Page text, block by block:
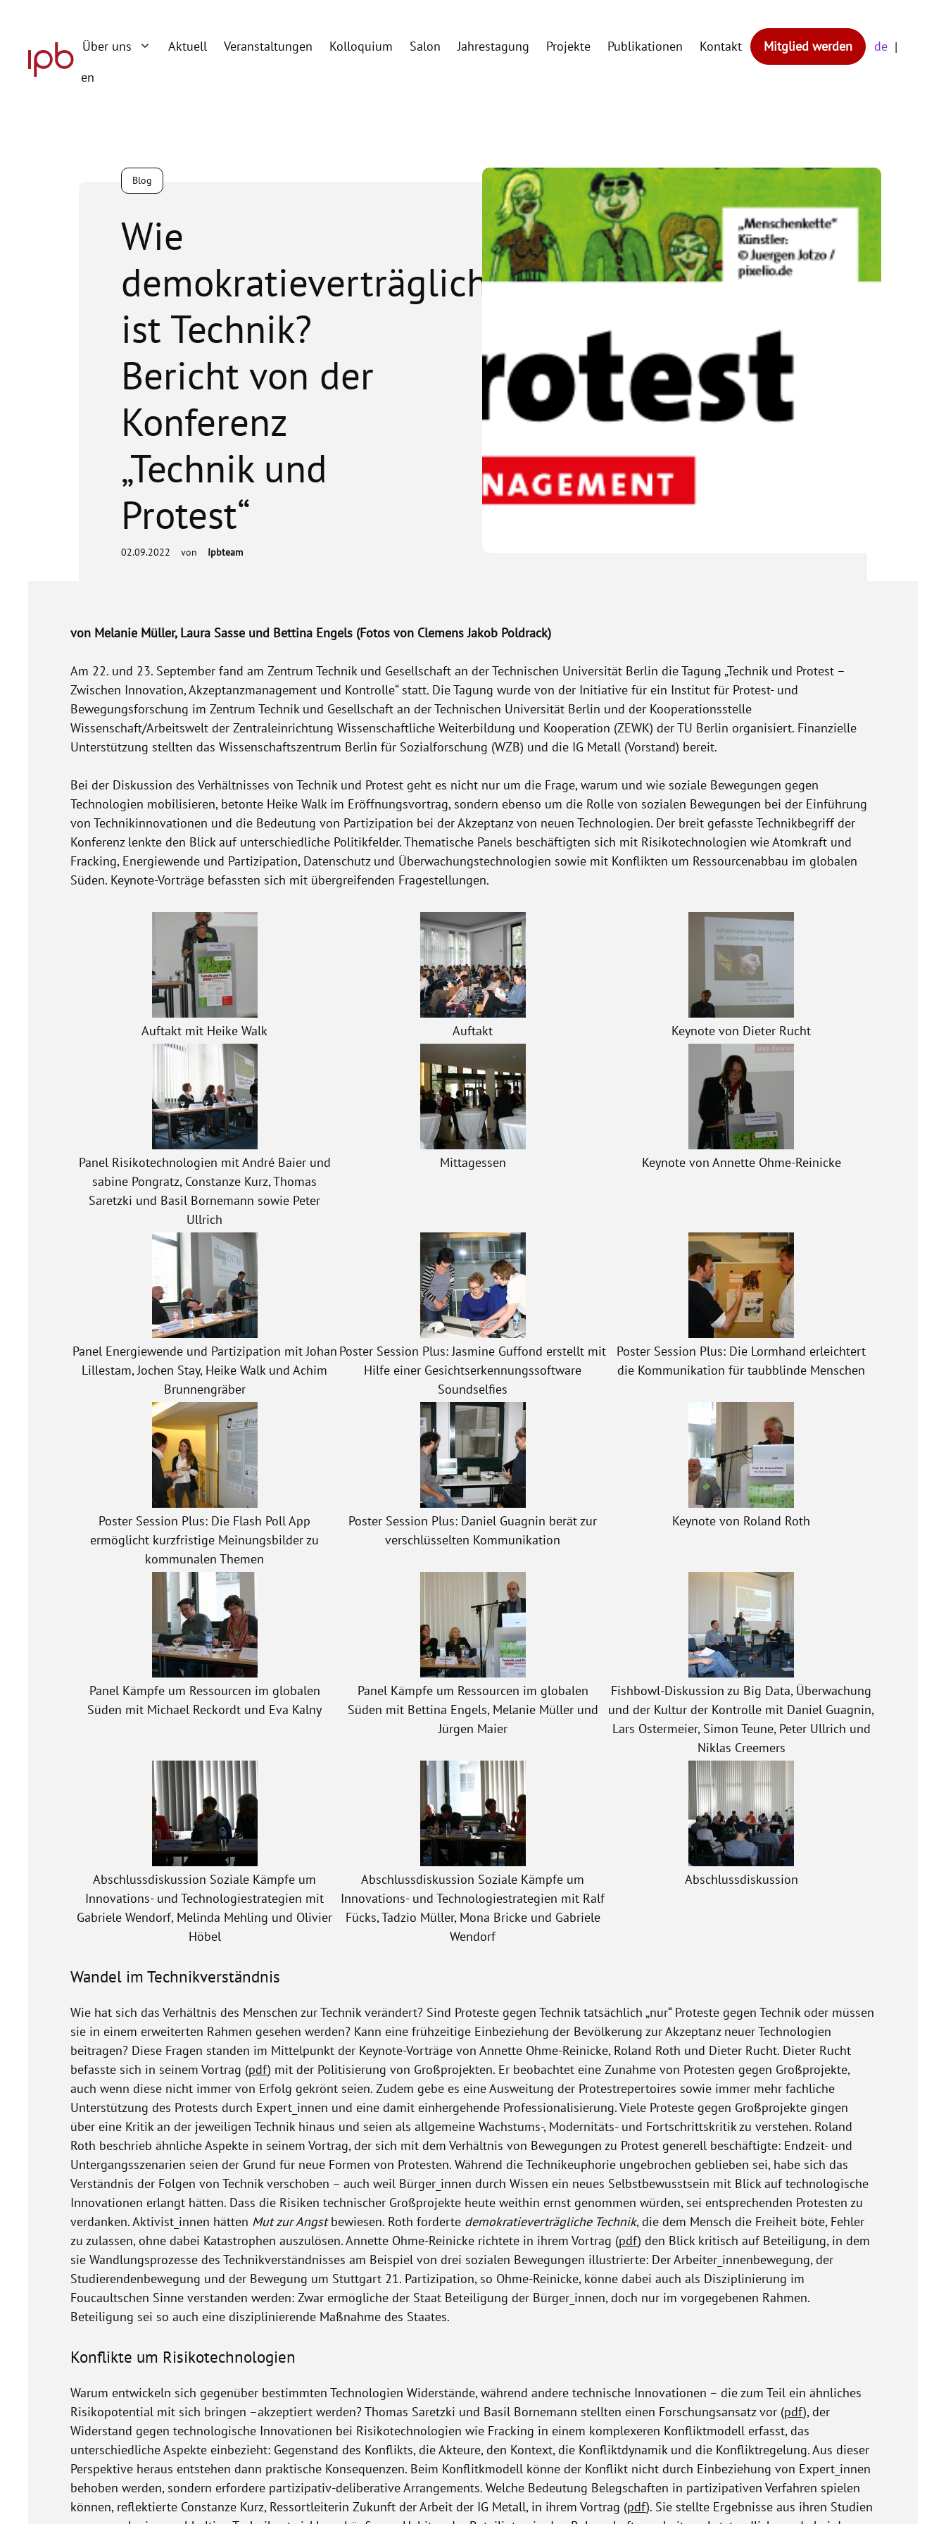
springen
Über uns Aktuell Veranstaltungen Kolloquium Salon Jahrestagung Projekte Publikationen Kontakt Mitglied werden
de
en
Blog
Wie
demokratieverträglich
ist Technik?
Bericht von der
Konferenz
„Technik und
Protest“
02.09.2022 von Ipbteam
von Melanie Müller, Laura Sasse und Bettina Engels (Fotos von Clemens Jakob Poldrack)
Am 22. und 23. September fand am Zentrum Technik und Gesellschaft an der Technischen Universität Berlin die Tagung „Technik und Protest –
Zwischen Innovation, Akzeptanzmanagement und Kontrolle“ statt. Die Tagung wurde von der Initiative für ein Institut für Protest- und
Bewegungsforschung im Zentrum Technik und Gesellschaft an der Technischen Universität Berlin und der Kooperationsstelle
Wissenschaft/Arbeitswelt der Zentraleinrichtung Wissenschaftliche Weiterbildung und Kooperation (ZEWK) der TU Berlin organisiert. Finanzielle
Unterstützung stellten das Wissenschaftszentrum Berlin für Sozialforschung (WZB) und die IG Metall (Vorstand) bereit.
Bei der Diskussion des Verhältnisses von Technik und Protest geht es nicht nur um die Frage, warum und wie soziale Bewegungen gegen
Technologien mobilisieren, betonte Heike Walk im Eröffnungsvortrag, sondern ebenso um die Rolle von sozialen Bewegungen bei der Einführung
von Technikinnovationen und die Bedeutung von Partizipation bei der Akzeptanz von neuen Technologien. Der breit gefasste Technikbegriff der
Konferenz lenkte den Blick auf unterschiedliche Politikfelder. Thematische Panels beschäftigten sich mit Risikotechnologien wie Atomkraft und
Fracking, Energiewende und Partizipation, Datenschutz und Überwachungstechnologien sowie mit Konflikten um Ressourcenabbau im globalen
Süden. Keynote-Vorträge befassten sich mit übergreifenden Fragestellungen.
Auftakt mit Heike Walk Auftakt Keynote von Dieter Rucht
Panel Risikotechnologien mit André Baier und
sabine Pongratz, Constanze Kurz, Thomas
Saretzki und Basil Bornemann sowie Peter
Ullrich
Mittagessen Keynote von Annette Ohme-Reinicke
Panel Energiewende und Partizipation mit Johan
Lillestam, Jochen Stay, Heike Walk und Achim
Brunnengräber
Poster Session Plus: Jasmine Guffond erstellt mit
Hilfe einer Gesichtserkennungssoftware
Soundselfies
Poster Session Plus: Die Lormhand erleichtert
die Kommunikation für taubblinde Menschen
Poster Session Plus: Die Flash Poll App
ermöglicht kurzfristige Meinungsbilder zu
kommunalen Themen
Poster Session Plus: Daniel Guagnin berät zur
verschlüsselten Kommunikation
Keynote von Roland Roth
Panel Kämpfe um Ressourcen im globalen
Süden mit Michael Reckordt und Eva Kalny
Panel Kämpfe um Ressourcen im globalen
Süden mit Bettina Engels, Melanie Müller und
Jürgen Maier
Fishbowl-Diskussion zu Big Data, Überwachung
und der Kultur der Kontrolle mit Daniel Guagnin,
Lars Ostermeier, Simon Teune, Peter Ullrich und
Niklas Creemers
Abschlussdiskussion Soziale Kämpfe um
Innovations- und Technologiestrategien mit
Gabriele Wendorf, Melinda Mehling und Olivier
Höbel
Abschlussdiskussion Soziale Kämpfe um
Innovations- und Technologiestrategien mit Ralf
Fücks, Tadzio Müller, Mona Bricke und Gabriele
Wendorf
Abschlussdiskussion
Wandel im Technikverständnis
Wie hat sich das Verhältnis des Menschen zur Technik verändert? Sind Proteste gegen Technik tatsächlich „nur“ Proteste gegen Technik oder müssen
sie in einem erweiterten Rahmen gesehen werden? Kann eine frühzeitige Einbeziehung der Bevölkerung zur Akzeptanz neuer Technologien
beitragen? Diese Fragen standen im Mittelpunkt der Keynote-Vorträge von Annette Ohme-Reinicke, Roland Roth und Dieter Rucht. Dieter Rucht
befasste sich in seinem Vortrag (pdf) mit der Politisierung von Großprojekten. Er beobachtet eine Zunahme von Protesten gegen Großprojekte,
auch wenn diese nicht immer von Erfolg gekrönt seien. Zudem gebe es eine Ausweitung der Protestrepertoires sowie immer mehr fachliche
Unterstützung des Protests durch Expert_innen und eine damit einhergehende Professionalisierung. Viele Proteste gegen Großprojekte gingen
über eine Kritik an der jeweiligen Technik hinaus und seien als allgemeine Wachstums-, Modernitäts- und Fortschrittskritik zu verstehen. Roland
Roth beschrieb ähnliche Aspekte in seinem Vortrag, der sich mit dem Verhältnis von Bewegungen zu Protest generell beschäftigte: Endzeit- und
Untergangsszenarien seien der Grund für neue Formen von Protesten. Während die Technikeuphorie ungebrochen geblieben sei, habe sich das
Verständnis der Folgen von Technik verschoben – auch weil Bürger_innen durch Wissen ein neues Selbstbewusstsein mit Blick auf technologische
Innovationen erlangt hätten. Dass die Risiken technischer Großprojekte heute weithin ernst genommen würden, sei entsprechenden Protesten zu
verdanken. Aktivist_innen hätten Mut zur Angstbewiesen. Roth forderte demokratieverträgliche Technik, die dem Mensch die Freiheit böte, Fehler
zu zulassen, ohne dabei Katastrophen auszulösen. Annette Ohme-Reinicke richtete in ihrem Vortrag (pdf) den Blick kritisch auf Beteiligung, in dem
sie Wandlungsprozesse des Technikverständnisses am Beispiel von drei sozialen Bewegungen illustrierte: Der Arbeiter_innenbewegung, der
Studierendenbewegung und der Bewegung um Stuttgart 21. Partizipation, so Ohme-Reinicke, könne dabei auch als Disziplinierung im
Foucaultschen Sinne verstanden werden: Zwar ermögliche der Staat Beteiligung der Bürger_innen, doch nur im vorgegebenen Rahmen.
Beteiligung sei so auch eine disziplinierende Maßnahme des Staates.
Konflikte um Risikotechnologien
Warum entwickeln sich gegenüber bestimmten Technologien Widerstände, während andere technische Innovationen – die zum Teil ein ähnliches
Risikopotential mit sich bringen –akzeptiert werden? Thomas Saretzki und Basil Bornemann stellten einen Forschungsansatz vor (pdf), der
Widerstand gegen technologische Innovationen bei Risikotechnologien wie Fracking in einem komplexeren Konfliktmodell erfasst, das
unterschiedliche Aspekte einbezieht: Gegenstand des Konflikts, die Akteure, den Kontext, die Konfliktdynamik und die Konfliktregelung. Aus dieser
Perspektive heraus entstehen dann praktische Konsequenzen. Beim Konflitkmodell könne der Konflikt nicht durch Einbeziehung von Expert_innen
behoben werden, sondern erfordere partizipativ-deliberative Arrangements. Welche Bedeutung Belegschaften in partizipativen Verfahren spielen
können, reflektierte Constanze Kurz, Ressortleiterin Zukunft der Arbeit der IG Metall, in ihrem Vortrag (pdf). Sie stellte Ergebnisse aus ihren Studien